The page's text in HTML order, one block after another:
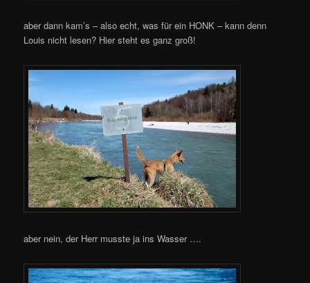
aber dann kam’s – also echt, was für ein HONK – kann denn
Louis nicht lesen? Hier steht es ganz groß!
aber nein, der Herr musste ja ins Wasser ….